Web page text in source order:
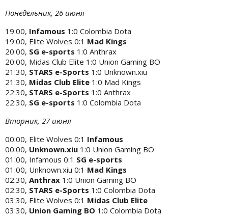
Понедельник, 26 июня
19:00, Infamous 1:0 Colombia Dota
19:00, Elite Wolves 0:1 Mad Kings
20:00, SG e-sports 1:0 Anthrax
20:00, Midas Club Elite 1:0 Union Gaming BO
21:30, STARS e-Sports 1:0 Unknown.xiu
21:30, Midas Club Elite 1:0 Mad Kings
22:30, STARS e-Sports 1:0 Anthrax
22:30, SG e-sports 1:0 Colombia Dota
Вторник, 27 июня
00:00, Elite Wolves 0:1 Infamous
00:00, Unknown.xiu 1:0 Union Gaming BO
01:00, Infamous 0:1 SG e-sports
01:00, Unknown.xiu 0:1 Mad Kings
02:30, Anthrax 1:0 Union Gaming BO
02:30, STARS e-Sports 1:0 Colombia Dota
03:30, Elite Wolves 0:1 Midas Club Elite
03:30, Union Gaming BO 1:0 Colombia Dota